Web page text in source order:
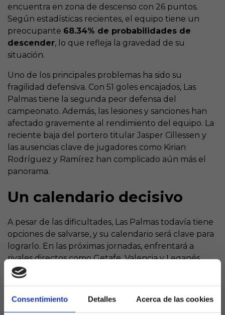
Consentimiento Detalles Acerca de las cookies
encuentra en zona de descenso con 26 puntos.
Según estadísticas recientes, el equipo tiene un
preocupante 68.34% de probabilidades de
descender, lo que refleja la gravedad de su
situación.
Uno de los principales problemas ha sido su
fragilidad defensiva. Con 51 goles encajados, Las
Palmas tiene la segunda peor defensa del
campeonato. Además, las lesiones y sanciones han
afectado gravemente al rendimiento del equipo. La
reciente baja del portero titular Jasper Cillessen y
las ausencias clave de jugadores como Kirian
Rodríguez y Ramírez han complicado aún más el
panorama.
Un calendario decisivo
A pesar de las dificultades, Las Palmas todavía tiene
opciones de salvarse, y su calendario será clave para
lograrlo. En las próximas jornadas, enfrentará a
rivales directos como Getafe, Valencia y Leganés,
partidos que podrían definir su destino. Además,
inmerso en la lucha por la permanencia.